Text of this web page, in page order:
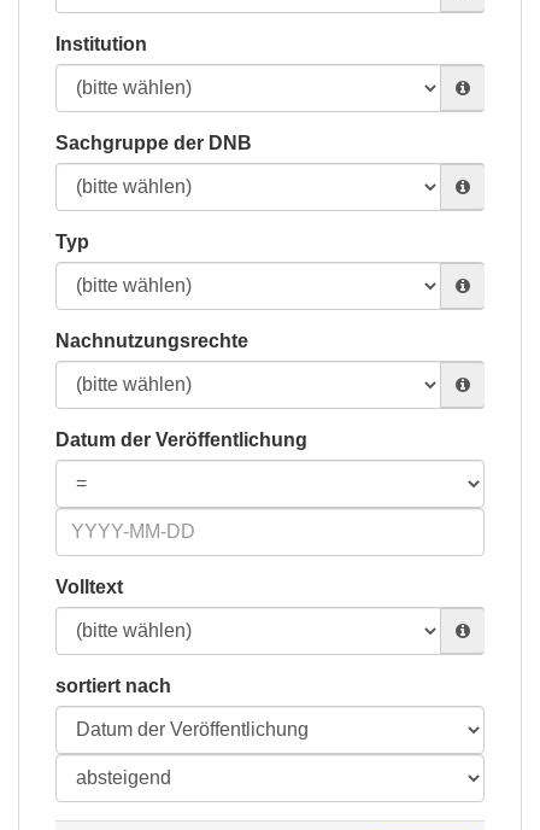
Institution
Sachgruppe der DNB
Typ
Nachnutzungsrechte
Datum der Veröffentlichung
Volltext
sortiert nach